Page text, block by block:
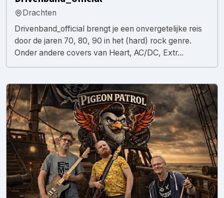
Drachten
Drivenband_official brengt je een onvergetelijke reis
door de jaren 70, 80, 90 in het (hard) rock genre.
Onder andere covers van Heart, AC/DC, Extr...